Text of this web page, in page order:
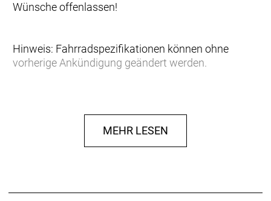
Wünsche offenlassen!
Hinweis: Fahrradspezifikationen können ohne
vorherige Ankündigung geändert werden.
replaceable hanger
Gabel: Suntour XCE28, 100mm travel
Gabel Federweg: 100 mm
MEHR LESEN